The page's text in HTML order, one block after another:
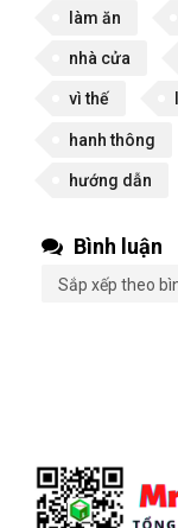
làm ăn
nhà cửa
vì thế
hanh thông
hướng dẫn
Bình luận